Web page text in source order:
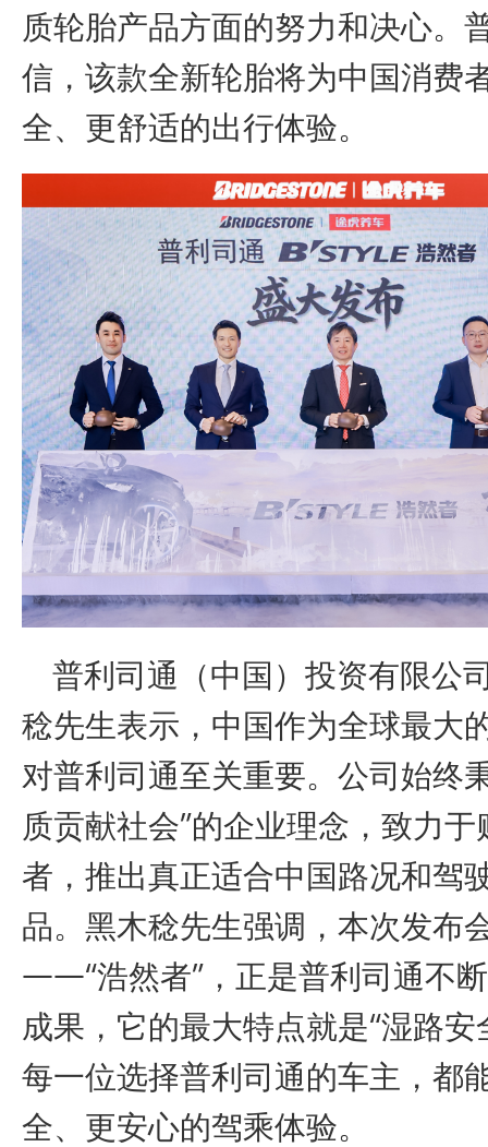
质轮胎产品方面的努力和决心。
信，该款全新轮胎将为中国消费
全、更舒适的出行体验。
普利司通（中国）投资有限公
稔先生表示，中国作为全球最大
对普利司通至关重要。公司始终
质贡献社会”的企业理念，致力
者，推出真正适合中国路况和驾
品。黑木稔先生强调，本次发布
——“浩然者”，正是普利司通不
成果，它的最大特点就是“湿路安
每一位选择普利司通的车主，都
全、更安心的驾乘体验。